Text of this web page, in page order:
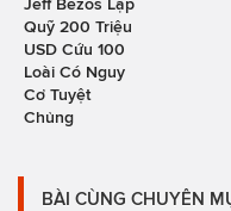
Quỹ 200 Triệu
USD Cứu 100
Loài Có Nguy
Cơ Tuyệt
Chủng
BÀI CÙNG CHUYÊN